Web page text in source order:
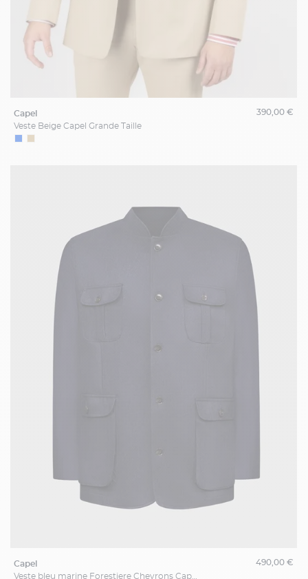
capel
Veste Beige Capel Grande Taille
390,00 €
capel
490,00 €